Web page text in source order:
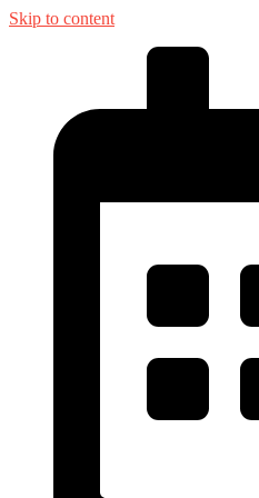
Skip to content